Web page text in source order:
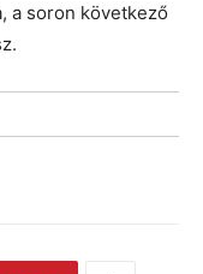
a soron következő